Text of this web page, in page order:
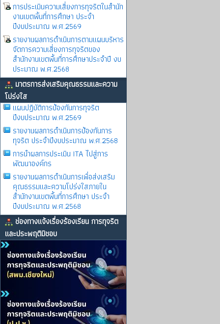
การประเมินความเสี่ยงการทุจริตในสำนัก
งานเขตพิ้นที่การศึกษา ประจำ
ปีงบประมาณ พ.ศ.2569
รายงานผลการดำเนินการตามแผนบริหาร
จัดการความเสี่ยงการทุจริตของ
สำนักงานเขตพื้นที่การศึกษาประจำปี งบ
ประมาณ พ.ศ.2568
มาตรการส่งเสริมคุณธรรมและความ
โปร่งใส
แผนปฏิบัติการป้องกันการทุจริต
ปีงบประมาณ พ.ศ.2569
รายงานผลการดําเนินการป้องกันการ
ทุจริต ประจําปีงบประมาณ พ.ศ.2568
การนำผลการประเมิน ITA ไปสู่การ
พัฒนาองค์กร
รายงานผลการดําเนินการเพื่อส่งเสริม
คุณธรรมและความโปร่งใสภายใน
สำนักงานเขตพื้นที่การศึกษา ประจำ
ปีงบประมาณ พ.ศ.2568
ช่องทางแจ้งเรื่องร้องเรียน การทุจริต
และประพฤติมิชอบ